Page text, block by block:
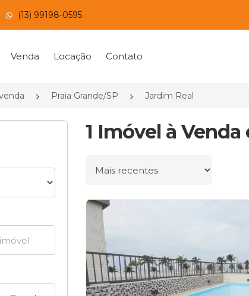
(13) 99198-0595
Venda Locação Contato
Praia Grande/SP Jardim Real
1 Imóvel à Venda
Ordenar por